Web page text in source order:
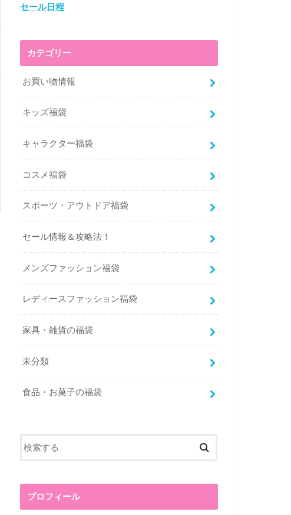
セール日程
カテゴリー
お買い物情報
キッズ福袋
キャラクター福袋
コスメ福袋
スポーツ・アウトドア福袋
セール情報＆攻略法！
メンズファッション福袋
レディースファッション福袋
家具・雑貨の福袋
未分類
食品・お菓子の福袋
プロフィール